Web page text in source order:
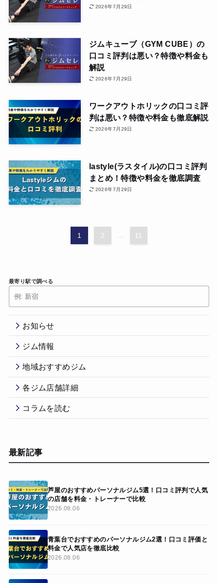
2026年7月29日
ジムキューブ（GYM CUBE）の
口コミ評判は悪い？特徴や料金も
解説
2026年7月29日
ワークアウトホリックの口コミ評
判は悪い？特徴や料金も徹底解説
2026年7月29日
lastyle(ラスタイル)の口コミ評判
まとめ！特徴や料金を徹底調査
2026年7月29日
1 2 ... 11
最寄り駅で調べる
お知らせ
ジム情報
地域おすすめジム
各ジム店舗詳細
コラムを読む
最新記事
芦屋のおすすめパーソナルジム5選！口コミ評判で人気
の店舗を料金・トレーナーで比較
2026.08.06
青葉台でおすすめのパーソナルジム2選！口コミ評価と
料金で人気店を徹底比較
2026.08.06